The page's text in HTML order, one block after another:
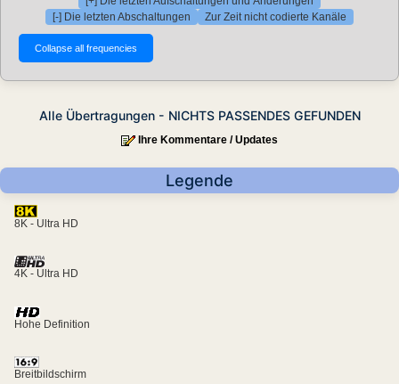
[-] Die letzten Abschaltungen
Zur Zeit nicht codierte Kanäle
Alle Übertragungen - NICHTS PASSENDES GEFUNDEN
Ihre Kommentare / Updates
Legende
8K - Ultra HD
4K - Ultra HD
Hohe Definition
Breitbildschirm